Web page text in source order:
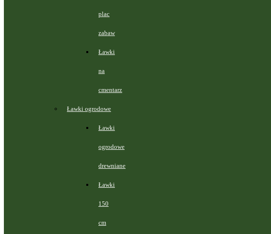
plac
zabaw
Ławki
na
cmentarz
Ławki ogrodowe
Ławki
ogrodowe
drewniane
Ławki
150
cm